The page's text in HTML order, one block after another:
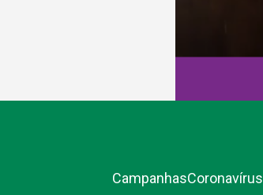
CampanhasCoronavírus